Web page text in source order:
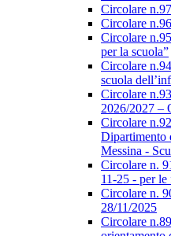
Circolare
Circolare
Circolare
per la scuola”
Circolare
scuola
Circolare
2026/2027 –
Circolare
Dipartimento
Messina -
Circolare n.
11-25 - per
Circolare n.
28/11/2025
Circolare